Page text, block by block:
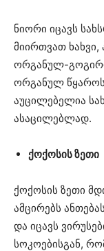
ნიორი იცავს
მიირთვათ ხახვი,
ორგანულ-
ორგანულ
აუცილებელია
ასაცილებლად.
ქოქოსის ზეთი
ქოქოსის ზეთი
ამცირებს
და იცავს
სოკოებისგან,